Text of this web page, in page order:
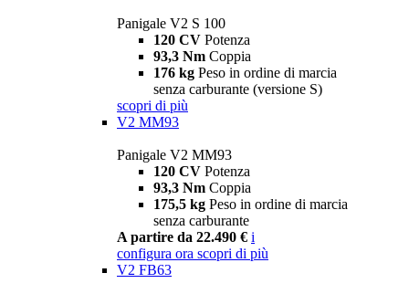
Panigale V2 S 100
120 CV Potenza
93,3 Nm Coppia
176 kg Peso in ordine di marcia
senza carburante (versione S)
scopri di più
V2 MM93
Panigale V2 MM93
120 CV Potenza
93,3 Nm Coppia
175,5 kg Peso in ordine di marcia
senza carburante
A partire da 22.490 € i
configura ora scopri di più
V2 FB63